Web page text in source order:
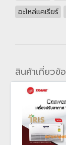
อะไหล่แคเรียร์
สินค้าเกี่ยวข้